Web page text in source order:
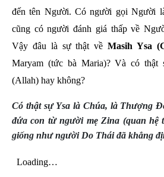
đến tên Người. Có người gọi Người
cũng có người đánh giá thấp về
Vậy đâu là sự thật về Masih Ysa
Maryam (tức bà Maria)? Và có thật
(Allah) hay không?
Có thật sự Ysa là Chúa, là Thượng
đứa con từ người mẹ Zina (quan hệ
giống như người Do Thái đã khẳng